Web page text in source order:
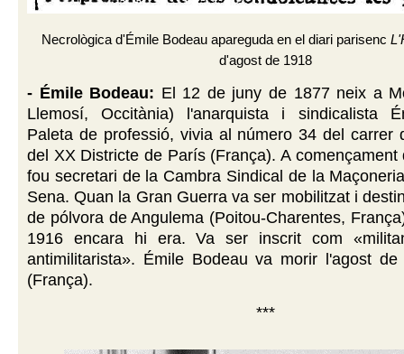
Necrològica d'Émile Bodeau apareguda en el diari parisenc
d'agost de 1918
- Émile Bodeau: El 12 de juny de 1877 neix a
Llemosí, Occitània) l'anarquista i sindicalista
Paleta de professió, vivia al número 34 del carrer
del XX Districte de París (França). A començament
fou secretari de la Cambra Sindical de la
Sena. Quan la Gran Guerra va ser mobilitzat i
de pólvora de Angulema (Poitou-Charentes,
1916 encara hi era. Va ser inscrit com
antimilitarista». Émile Bodeau va morir l'agost
(França).
***